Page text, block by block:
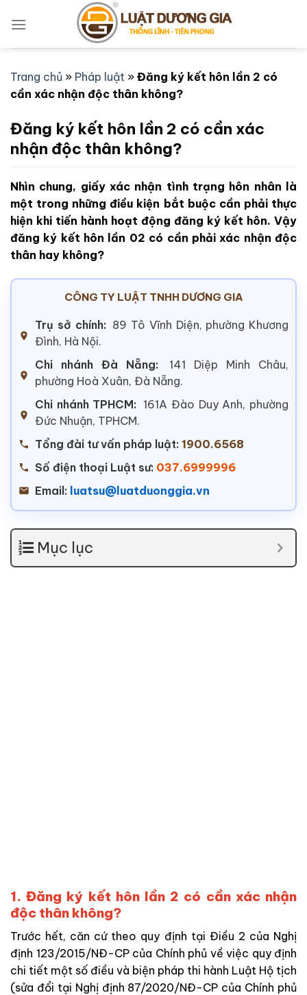
qua
Trang chủ » Pháp luật » Đăng ký kết hôn lần 2 có
cần xác nhận độc thân không?
Đăng ký kết hôn lần 2 có cần xác
nhận độc thân không?
Nhìn chung, giấy xác nhận tình trạng hôn nhân là
một trong những điều kiện bắt buộc cần phải thực
hiện khi tiến hành hoạt động đăng ký kết hôn. Vậy
đăng ký kết hôn lần 02 có cần phải xác nhận độc
thân hay không?
CÔNG TY LUẬT TNHH DƯƠNG GIA
Trụ sở chính: 89 Tô Vĩnh Diện, phường Khương
Đình, Hà Nội.
Chi nhánh Đà Nẵng:
141 Diệp Minh Châu,
phường Hoà Xuân, Đà Nẵng.
Chi nhánh TPHCM: 161A Đào Duy Anh, phường
Đức Nhuận, TPHCM.
Tổng đài tư vấn pháp luật: 1900.6568
Số điện thoại Luật sư: 037.6999996
Email: luatsu@luatduonggia.vn
Mục lục
1. Đăng ký kết hôn lần 2 có cần xác nhận
độc thân không?
Trước hết, căn cứ theo quy định tại Điều 2 của Nghị
định 123/2015/NĐ-CP của Chính phủ về việc quy định
chi tiết một số điều và biện pháp thi hành Luật Hộ tịch
(sửa đổi tại Nghị định 87/2020/NĐ-CP của Chính phủ